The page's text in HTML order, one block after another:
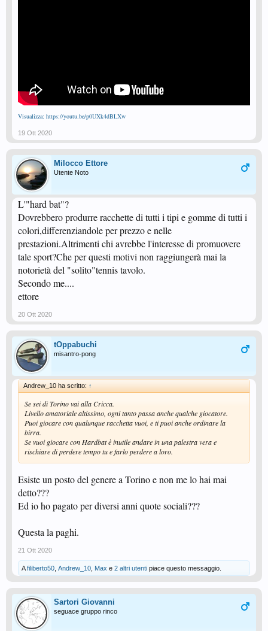
Visualizza: https://youtu.be/p0UXk4dBLXw
19 Ott 2020
Milocco Ettore
Utente Noto
L'"hard bat"?
Dovrebbero produrre racchette di tutti i tipi e gomme di tutti i
colori,differenziandole per prezzo e nelle
prestazioni.Altrimenti chi avrebbe l'interesse di promuovere
tale sport?Che per questi motivi non raggiungerà mai la
notorietà del "solito"tennis tavolo.
Secondo me....
ettore
20 Ott 2020
tOppabuchi
misantro-pong
Andrew_10 ha scritto: ↑
Se sei di Torino vai alla Cricca.
Livello amatoriale altissimo, ogni tanto passa anche qualche giocatore.
Puoi giocare con qualunque racchetta vuoi, e ti puoi anche ordinare la
birra.
Se vuoi giocare con Hardbat è inutile andare in una palestra vera e
rischiare di perdere tempo tu e farlo perdere a loro.
Esiste un posto del genere a Torino e non me lo hai mai
detto???
Ed io ho pagato per diversi anni quote sociali???
Questa la paghi.
21 Ott 2020
Afiliberto50 Andrew_10 Max e 2 altri utenti piace questo messaggio.
Sartori Giovanni
seguace gruppo rinco